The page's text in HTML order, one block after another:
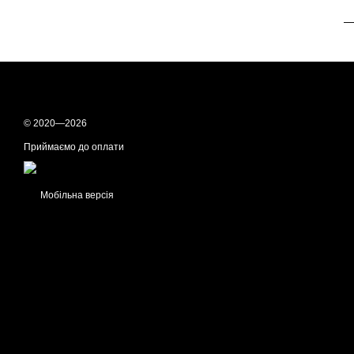
—
© 2020—2026
Приймаємо до оплати
Мобільна версія